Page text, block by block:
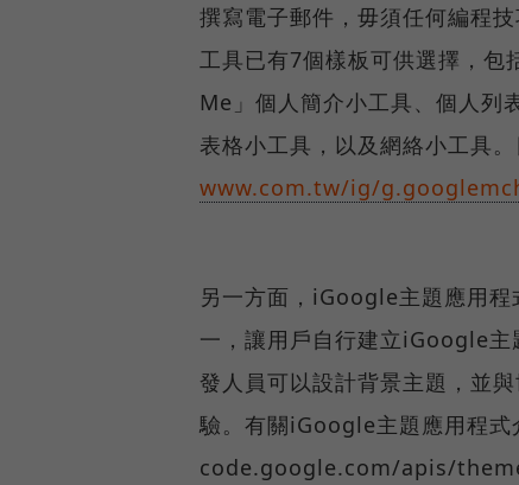
撰寫電子郵件，毋須任何編程
工具已有7個樣板可供選擇，
Me」個人簡介小工具、個人列
表格小工具，以及網絡小工具
www.com.tw/ig/
另一方面，iGoogle主題應用
一，讓用戶自行建立iGoogle
發人員可以設計背景主題，並
驗。有關iGoogle主題應用程
code.google.com/apis/